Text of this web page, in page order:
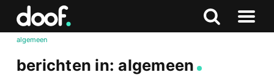
Zoeken
Naar
algemeen
berichten in: algemeen
Doof.nl
Zoeken